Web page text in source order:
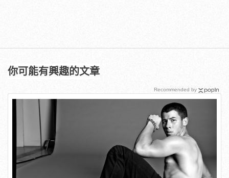
你可能有興趣的文章
Recommended by